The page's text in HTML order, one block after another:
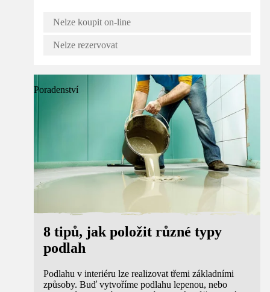
Nelze koupit on-line
Nelze rezervovat
Poradenství
8 tipů, jak položit různé typy
podlah
Podlahu v interiéru lze realizovat třemi základními
způsoby. Buď vytvoříme podlahu lepenou, nebo